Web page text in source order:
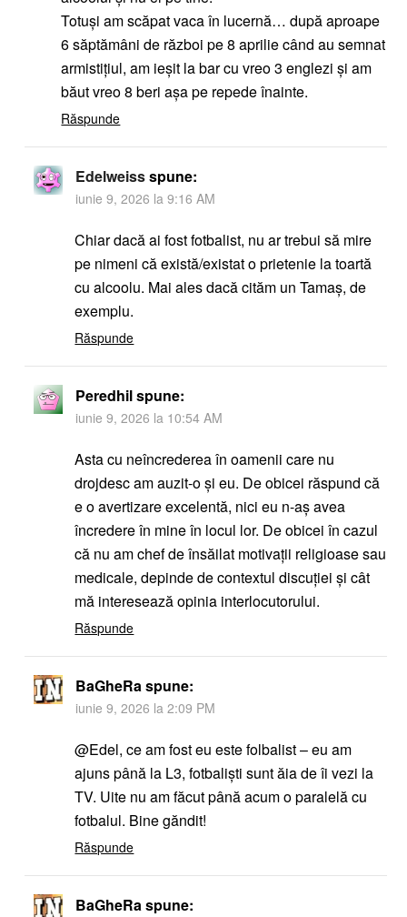
Totuși am scăpat vaca în lucernă… după aproape
6 săptămâni de război pe 8 aprilie când au semnat
armistițiul, am ieșit la bar cu vreo 3 englezi și am
băut vreo 8 beri așa pe repede înainte.
Răspunde
Edelweissspune:
iunie 9, 2026 la 9:16 AM
Chiar dacă ai fost fotbalist, nu ar trebui să mire
pe nimeni că există/existat o prietenie la toartă
cu alcoolu. Mai ales dacă cităm un Tamaș, de
exemplu.
Răspunde
Peredhilspune:
iunie 9, 2026 la 10:54 AM
Asta cu neîncrederea în oamenii care nu
drojdesc am auzit-o şi eu. De obicei răspund că
e o avertizare excelentă, nici eu n-aş avea
încredere în mine în locul lor. De obicei în cazul
că nu am chef de însăilat motivații religioase sau
medicale, depinde de contextul discuției şi cât
mă interesează opinia interlocutorului.
Răspunde
BaGheRaspune:
iunie 9, 2026 la 2:09 PM
@Edel, ce am fost eu este folbalist – eu am
ajuns până la L3, fotbaliști sunt ăia de îi vezi la
TV. Uite nu am făcut până acum o paralelă cu
fotbalul. Bine găndit!
Răspunde
BaGheRaspune: